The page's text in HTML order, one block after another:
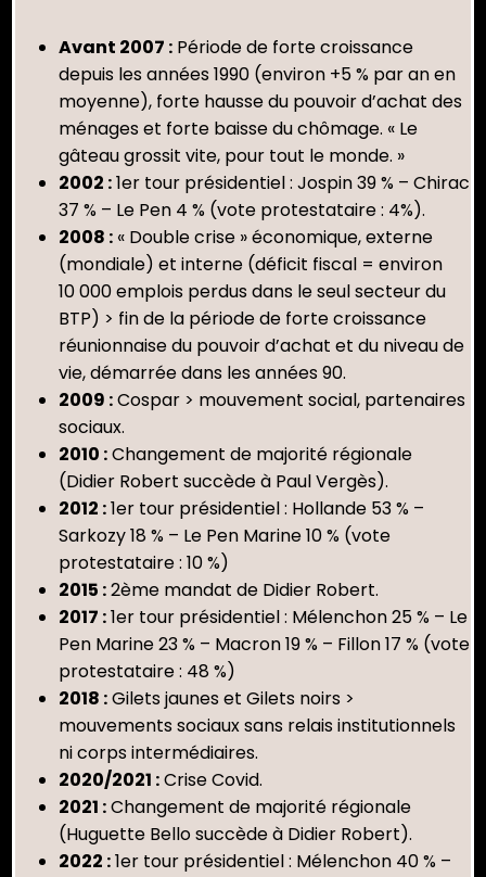
Avant 2007 : Période de forte croissance
depuis les années 1990 (environ +5 % par an en
moyenne), forte hausse du pouvoir d’achat des
ménages et forte baisse du chômage. « Le
gâteau grossit vite, pour tout le monde. »
2002 :1er tour présidentiel : Jospin 39 % – Chirac
37 % – Le Pen 4 % (vote protestataire : 4%).
2008 : « Double crise » économique, externe
(mondiale) et interne (déficit fiscal = environ
10 000 emplois perdus dans le seul secteur du
BTP) > fin de la période de forte croissance
réunionnaise du pouvoir d’achat et du niveau de
vie, démarrée dans les années 90.
2009 :Cospar > mouvement social, partenaires
sociaux.
2010 :Changement de majorité régionale
(Didier Robert succède à Paul Vergès).
2012 :1er tour présidentiel : Hollande 53 % –
Sarkozy 18 % – Le Pen Marine 10 % (vote
protestataire : 10 %)
2015 :2ème mandat de Didier Robert.
2017 :1er tour présidentiel : Mélenchon 25 % – Le
Pen Marine 23 % – Macron 19 % – Fillon 17 % (vote
protestataire : 48 %)
2018 :Gilets jaunes et Gilets noirs >
mouvements sociaux sans relais institutionnels
ni corps intermédiaires.
2020/2021 :Crise Covid.
2021 :Changement de majorité régionale
(Huguette Bello succède à Didier Robert).
2022 :1er tour présidentiel : Mélenchon 40 % –